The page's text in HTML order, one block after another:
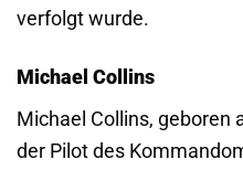
verfolgt wurde.
Michael Collins
Michael Collins, geboren
der Pilot des